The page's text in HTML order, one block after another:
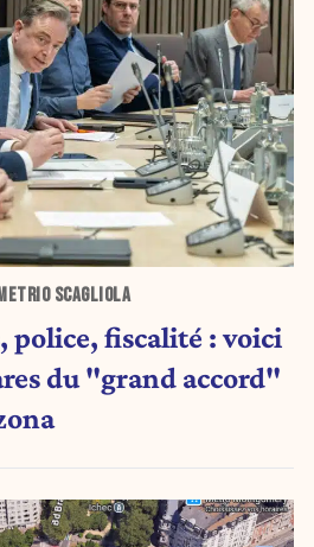
SCAGLIOLA
police, fiscalité : voici
du "grand accord"